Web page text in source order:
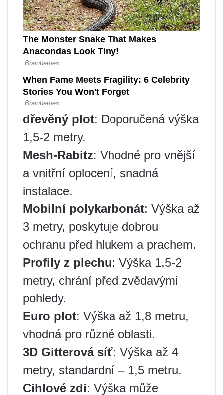
dřevěný plot: Doporučená výška
1,5-2 metry.
Mesh-Rabitz: Vhodné pro vnější
a vnitřní oplocení, snadná
instalace.
Mobilní polykarbonát: Výška až
3 metry, poskytuje dobrou
ochranu před hlukem a prachem.
Profily z plechu: Výška 1,5-2
metry, chrání před zvědavými
pohledy.
Euro plot: Výška až 1,8 metru,
vhodná pro různé oblasti.
3D Gitterová síť: Výška až 4
metry, standardní – 1,5 metru.
Cihlové zdi: Výška může